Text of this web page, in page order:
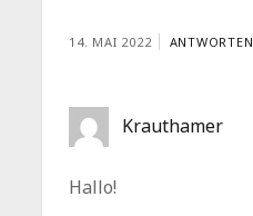
14. MAI 2022 ANTWORTEN
Krauthamer
Hallo!